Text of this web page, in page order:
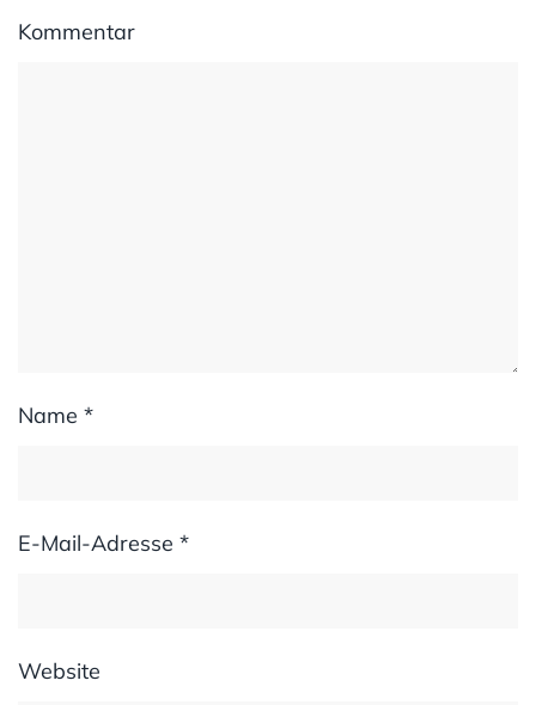
Kommentar
Name *
E-Mail-Adresse *
Website